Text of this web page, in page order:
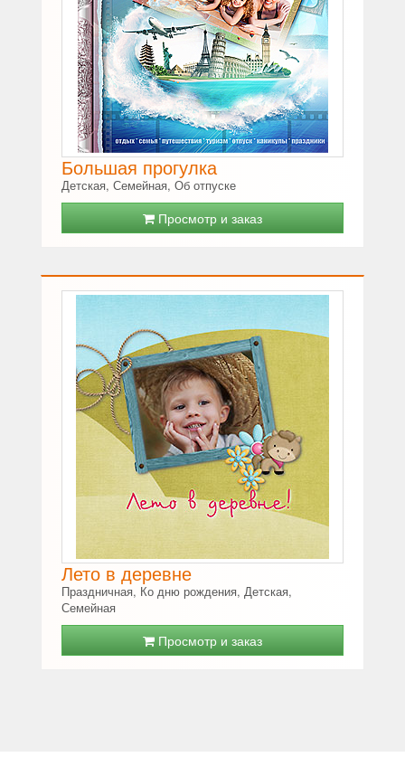
Большая прогулка
Детская, Семейная, Об отпуске
Просмотр и заказ
Лето в деревне
Праздничная, Ко дню рождения, Детская,
Семейная
Просмотр и заказ